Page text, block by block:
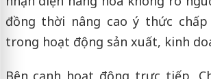
đồng thời nâng cao ý thức
trong hoạt động sản xuất, kinh
Bên cạnh hoạt động trực tiếp,